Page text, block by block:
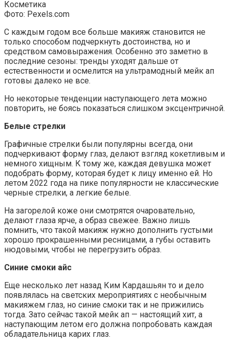
Косметика
Фото: Pexels.com
С каждым годом все больше макияж становится не
только способом подчеркнуть достоинства, но и
средством самовыражения. Особенно это заметно в
последние сезоны: тренды уходят дальше от
естественности и осмелится на ультрамодный мейк ап
готовы далеко не все.
Но некоторые тенденции наступающего лета можно
повторить, не боясь показаться слишком эксцентричной.
Белые стрелки
Графичные стрелки были популярны всегда, они
подчеркивают форму глаз, делают взгляд кокетливым и
немного хищным. К тому же, каждая девушка может
подобрать форму, которая будет к лицу именно ей. Но
летом 2022 года на пике популярности не классические
черные стрелки, а легкие белые.
На загорелой коже они смотрятся очаровательно,
делают глаза ярче, а образ свежее. Важно лишь
помнить, что такой макияж нужно дополнить густыми
хорошо прокрашенными ресницами, а губы оставить
нюдовыми, чтобы не перегрузить образ.
Синие смоки айс
Еще несколько лет назад Ким Кардашьян то и дело
появлялась на светских мероприятиях с необычным
макияжем глаз, но синие смоки так и не прижились
тогда. Зато сейчас такой мейк ап — настоящий хит, а
наступающим летом его должна попробовать каждая
обладательница карих глаз.